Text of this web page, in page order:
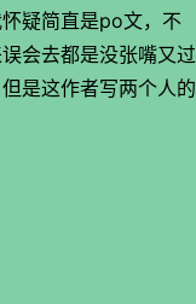
句话把傲娇闷骚写出
疑简直是po文，不
会去都是没张嘴又过
是这作者写两个人的
和后面亚米亚米，总